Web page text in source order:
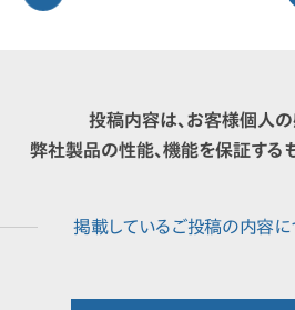
投稿内容は、お客様個人の
弊社製品の性能、機能を保証する